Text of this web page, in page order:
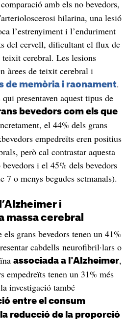
amb els no bevedors,
hilarina, una lesió
l’estrenyiment i l’enduriment
del cervell, dificultant el flux de
cerebral. Les lesions
àrees de teixit cerebral i
de memòria i raonament.
presentaven aquest tipus de
bevedors com els que
el 44% dels grans
empedreïts eren positius
però cal contrastar aquesta
i el 45% dels bevedors
7 o menys begudes setmanals).
i
massa cerebral
els grans bevedors tenen un 41%
cabdells neurofibril·lars o
associada a l'Alzheimer,
empedreïts tenen un 31% més
investigació també
entre el consum
reducció de la proporció